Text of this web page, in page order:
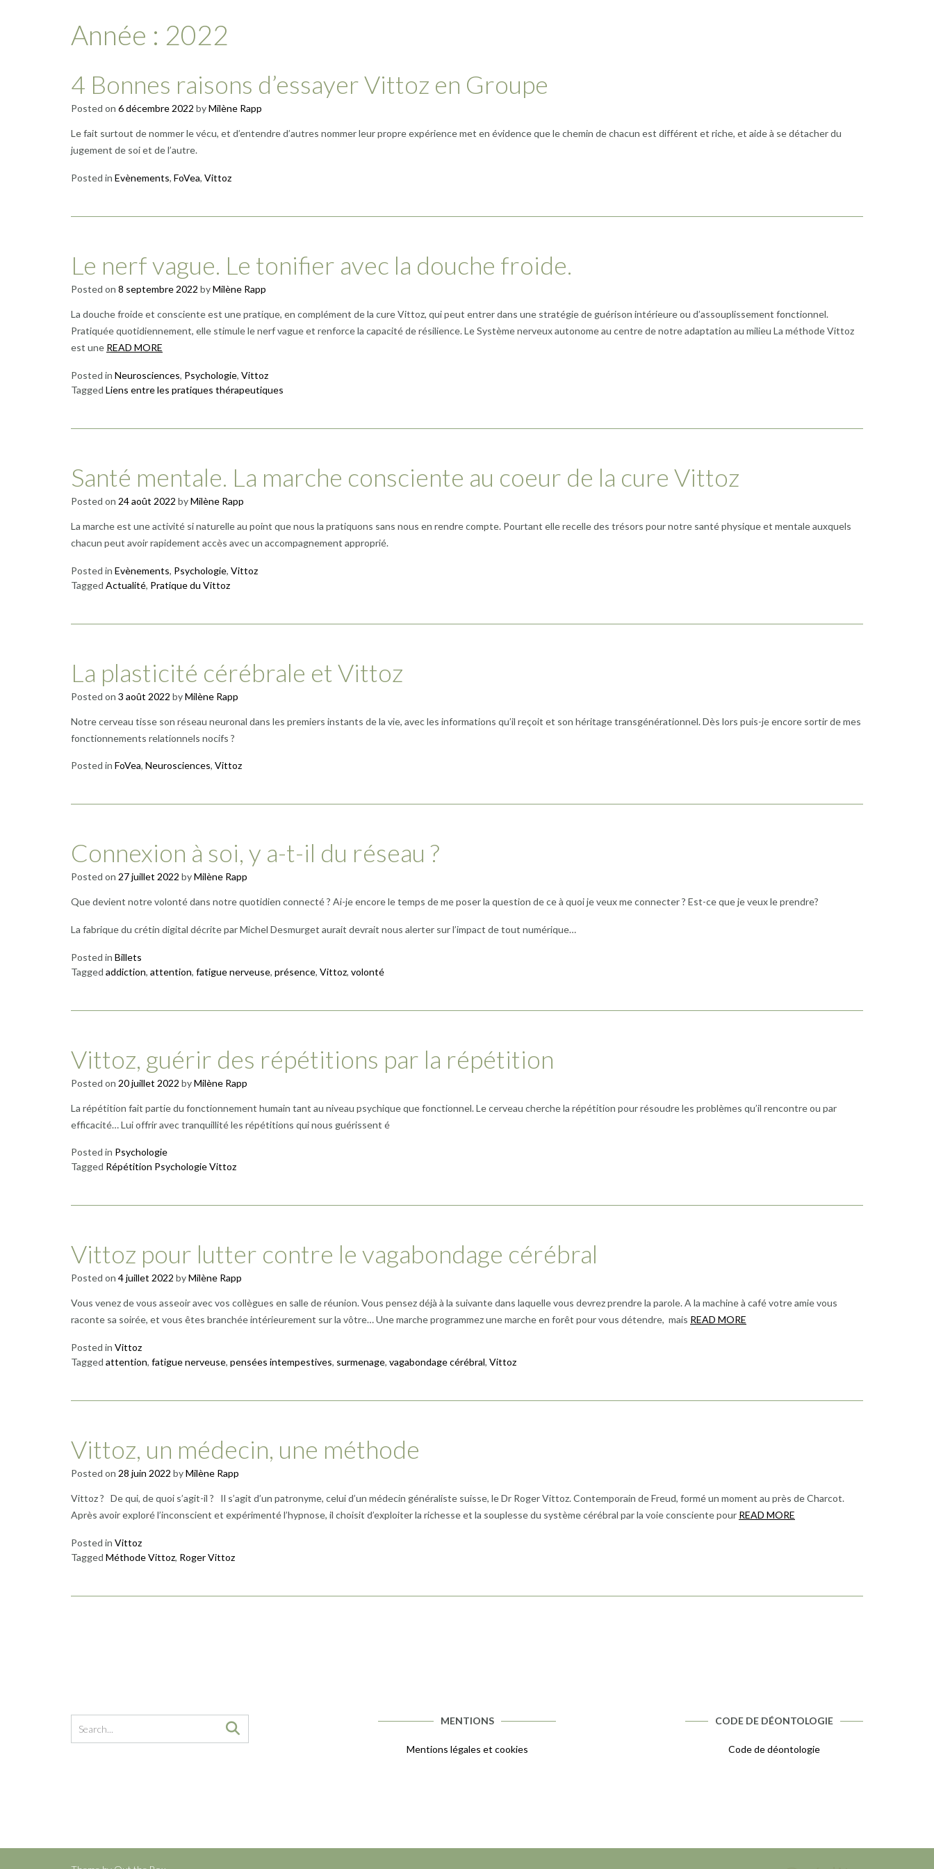
Année : 2022
4 Bonnes raisons d’essayer Vittoz en Groupe
Posted on 6 décembre 2022 byMilène Rapp
Le fait surtout de nommer le vécu, et d’entendre d’autres nommer leur propre expérience met en évidence que le chemin de chacun est différent et riche, et aide à se détacher du
jugement de soi et de l’autre.
Posted in Evènements, FoVea, Vittoz
Le nerf vague. Le tonifier avec la douche froide.
Posted on 8 septembre 2022 byMilène Rapp
La douche froide et consciente est une pratique, en complément de la cure Vittoz, qui peut entrer dans une stratégie de guérison intérieure ou d’assouplissement fonctionnel.
Pratiquée quotidiennement, elle stimule le nerf vague et renforce la capacité de résilience. Le Système nerveux autonome au centre de notre adaptation au milieu La méthode Vittoz
est une READ MORE
Posted in Neurosciences, Psychologie, Vittoz
Tagged Liens entre les pratiques thérapeutiques
Santé mentale. La marche consciente au coeur de la cure Vittoz
Posted on 24 août 2022 byMilène Rapp
La marche est une activité si naturelle au point que nous la pratiquons sans nous en rendre compte. Pourtant elle recelle des trésors pour notre santé physique et mentale auxquels
chacun peut avoir rapidement accès avec un accompagnement approprié.
Posted in Evènements, Psychologie, Vittoz
Tagged Actualité, Pratique du Vittoz
La plasticité cérébrale et Vittoz
Posted on 3 août 2022 byMilène Rapp
Notre cerveau tisse son réseau neuronal dans les premiers instants de la vie, avec les informations qu’il reçoit et son héritage transgénérationnel. Dès lors puis-je encore sortir de mes
fonctionnements relationnels nocifs ?
Posted in FoVea, Neurosciences, Vittoz
Connexion à soi, y a-t-il du réseau ?
Posted on 27 juillet 2022 byMilène Rapp
Que devient notre volonté dans notre quotidien connecté ? Ai-je encore le temps de me poser la question de ce à quoi je veux me connecter ? Est-ce que je veux le prendre?
La fabrique du crétin digital décrite par Michel Desmurget aurait devrait nous alerter sur l’impact de tout numérique…
Posted in Billets
Tagged addiction, attention, fatigue nerveuse, présence, Vittoz, volonté
Vittoz, guérir des répétitions par la répétition
Posted on 20 juillet 2022 byMilène Rapp
La répétition fait partie du fonctionnement humain tant au niveau psychique que fonctionnel. Le cerveau cherche la répétition pour résoudre les problèmes qu’il rencontre ou par
efficacité… Lui offrir avec tranquillité les répétitions qui nous guérissent é
Posted in Psychologie
Tagged Répétition Psychologie Vittoz
Vittoz pour lutter contre le vagabondage cérébral
Posted on 4 juillet 2022 byMilène Rapp
Vous venez de vous asseoir avec vos collègues en salle de réunion. Vous pensez déjà à la suivante dans laquelle vous devrez prendre la parole. A la machine à café votre amie vous
raconte sa soirée, et vous êtes branchée intérieurement sur la vôtre… Une marche programmez une marche en forêt pour vous détendre, mais READ MORE
Posted in Vittoz
Tagged attention, fatigue nerveuse, pensées intempestives, surmenage, vagabondage cérébral, Vittoz
Vittoz, un médecin, une méthode
Posted on 28 juin 2022 byMilène Rapp
Vittoz ? De qui, de quoi s’agit-il ? Il s’agit d’un patronyme, celui d’un médecin généraliste suisse, le Dr Roger Vittoz. Contemporain de Freud, formé un moment au près de Charcot.
Après avoir exploré l’inconscient et expérimenté l’hypnose, il choisit d’exploiter la richesse et la souplesse du système cérébral par la voie consciente pour READ MORE
Posted in Vittoz
Tagged Méthode Vittoz, Roger Vittoz
MENTIONS
Mentions légales et cookies
CODE DE DÉONTOLOGIE
Code de déontologie